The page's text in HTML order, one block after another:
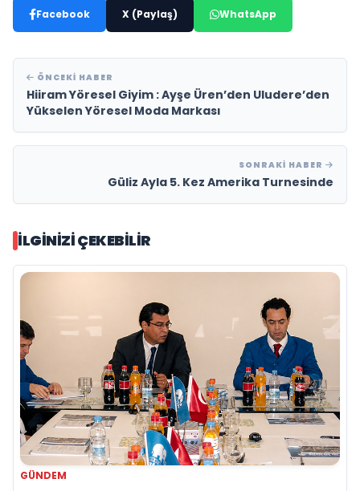
Facebook X (Paylaş) WhatsApp
ÖNCEKI HABER
Hiiram Yöresel Giyim : Ayşe Üren’den Uludere’den
Yükselen Yöresel Moda Markası
SONRAKI HABER
Güliz Ayla 5. Kez Amerika Turnesinde
İLGINIZI ÇEKEBILIR
GÜNDEM